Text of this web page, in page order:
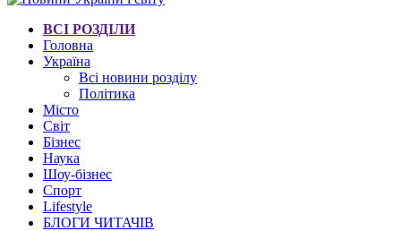
ВСІ РОЗДІЛИ
Головна
Україна
Всі новини розділу
Політика
Місто
Світ
Бізнес
Наука
Шоу-бізнес
Спорт
Lifestyle
БЛОГИ ЧИТАЧІВ